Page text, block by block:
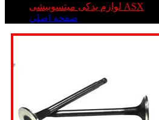
لوازم یدکی میتسوبیشی ASX
صفحه اصلی